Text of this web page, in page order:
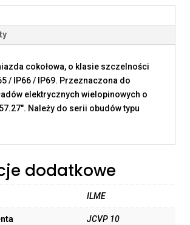
cokołowa, o klasie szczelności
/ IP66 / IP69. Przeznaczona do
elektrycznych wielopinowych o
Należy do serii obudów typu
dodatkowe
ILME
JCVP 10